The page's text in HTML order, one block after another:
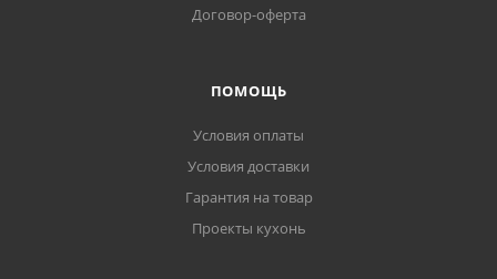
Договор-оферта
ПОМОЩЬ
Условия оплаты
Условия доставки
Гарантия на товар
Проекты кухонь